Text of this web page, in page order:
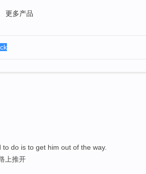
更多产品
to do is to get him out of the way.
上推开